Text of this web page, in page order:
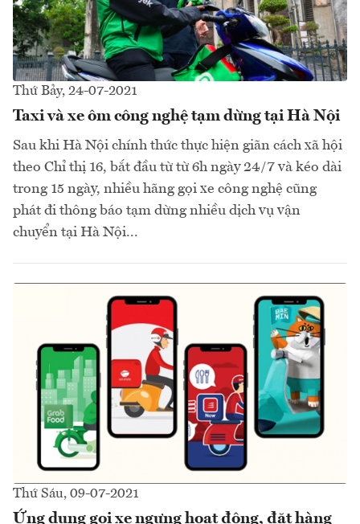
Thứ Bảy, 24-07-2021
Taxi và xe ôm công nghệ tạm dừng tại Hà Nội
Sau khi Hà Nội chính thức thực hiện giãn cách xã hội
theo Chỉ thị 16, bắt đầu từ từ 6h ngày 24/7 và kéo dài
trong 15 ngày, nhiều hãng gọi xe công nghệ cũng
phát đi thông báo tạm dừng nhiều dịch vụ vận
chuyển tại Hà Nội...
Thứ Sáu, 09-07-2021
Ứng dụng gọi xe ngưng hoạt động, đặt hàng